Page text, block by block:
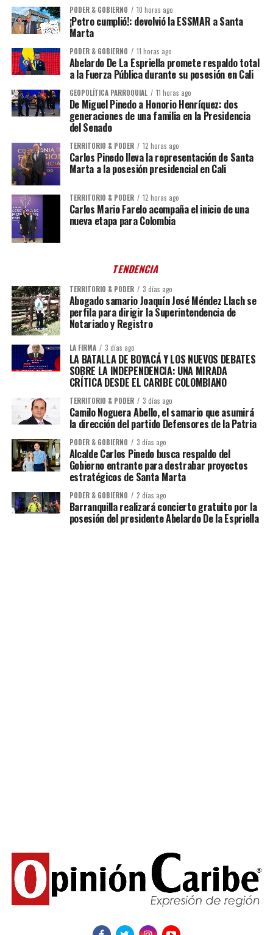
PODER & GOBIERNO 10 horas ago
¡Petro cumplió!: devolvió la ESSMAR a Santa
Marta
PODER & GOBIERNO 11 horas ago
Abelardo De La Espriella promete respaldo total
a la Fuerza Pública durante su posesión en Cali
GEOPOLÍTICA PARROQUIAL 11 horas ago
De Miguel Pinedo a Honorio Henríquez: dos
generaciones de una familia en la Presidencia
del Senado
TERRITORIO & PODER 12 horas ago
Carlos Pinedo lleva la representación de Santa
Marta a la posesión presidencial en Cali
TERRITORIO & PODER 12 horas ago
Carlos Mario Farelo acompaña el inicio de una
nueva etapa para Colombia
TENDENCIA
TERRITORIO & PODER 3 días ago
Abogado samario Joaquín José Méndez Llach se
perfila para dirigir la Superintendencia de
Notariado y Registro
LA FIRMA 3 días ago
LA BATALLA DE BOYACÁ Y LOS NUEVOS DEBATES
SOBRE LA INDEPENDENCIA: UNA MIRADA
CRÍTICA DESDE EL CARIBE COLOMBIANO
TERRITORIO & PODER 3 días ago
Camilo Noguera Abello, el samario que asumirá
la dirección del partido Defensores de la Patria
PODER & GOBIERNO 3 días ago
Alcalde Carlos Pinedo busca respaldo del
Gobierno entrante para destrabar proyectos
estratégicos de Santa Marta
PODER & GOBIERNO 2 días ago
Barranquilla realizará concierto gratuito por la
posesión del presidente Abelardo De la Espriella